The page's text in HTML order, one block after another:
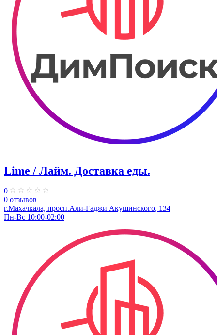
Lime / Лайм. Доставка еды.
0
0 отзывов
г.Махачкала, просп.Али-Гаджи Акушинского, 134
Пн-Вс 10:00-02:00